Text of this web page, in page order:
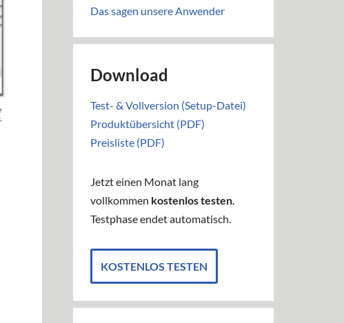
Das sagen unsere Anwender
Download
Test- & Vollversion (Setup-Datei)
Produktübersicht (PDF)
Preisliste (PDF)
Jetzt einen Monat lang
vollkommen kostenlos testen.
Testphase endet automatisch.
KOSTENLOS TESTEN